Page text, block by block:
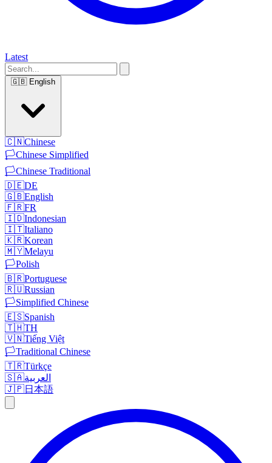
Latest
🇬🇧 English
🇨🇳Chinese
🏳️Chinese Simplified
🏳️Chinese Traditional
🇩🇪DE
🇬🇧English
🇫🇷FR
🇮🇩Indonesian
🇮🇹Italiano
🇰🇷Korean
🇲🇾Melayu
🏳️Polish
🇧🇷Portuguese
🇷🇺Russian
🏳️Simplified Chinese
🇪🇸Spanish
🇹🇭TH
🇻🇳Tiếng Việt
🏳️Traditional Chinese
🇹🇷Türkçe
🇸🇦العربية
🇯🇵日本語